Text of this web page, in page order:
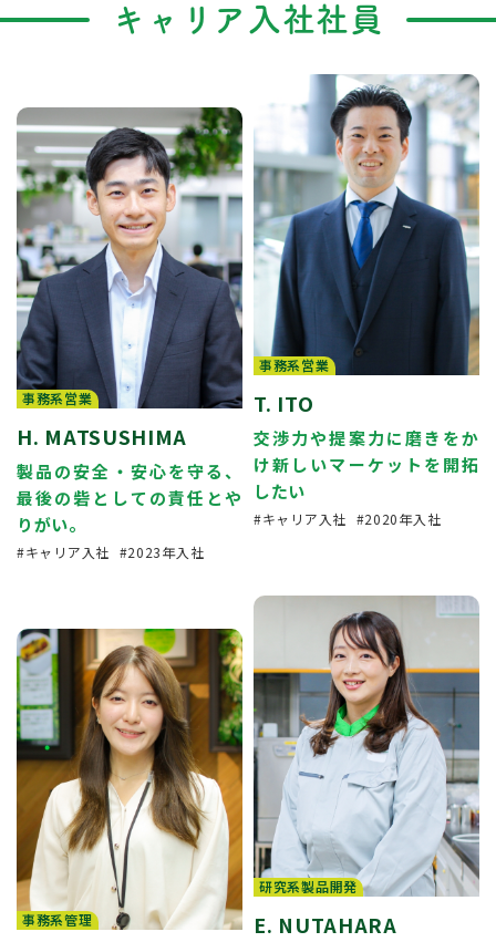
キャリア入社社員
事務系営業
H. MATSUSHIMA
製品の安全・安心を守る、
最後の砦としての責任とや
りがい。
キャリア入社 2023年入社
事務系営業
T. ITO
交渉力や提案力に磨きをか
け新しいマーケットを開拓
したい
キャリア入社 2020年入社
事務系管理
研究系製品開発
E. NUTAHARA